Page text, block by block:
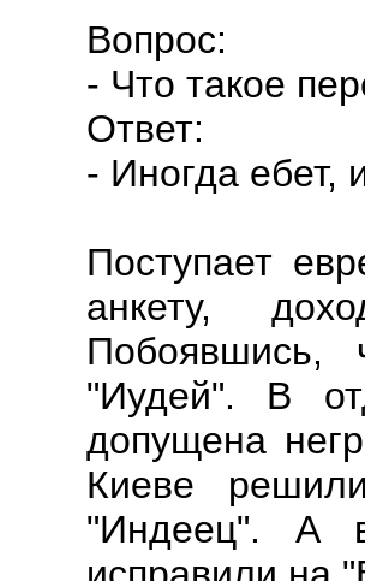
Вопрос:
- Что такое
Ответ:
- Иногда ебет,
Поступает
анкету,
Побоявшись,
"Иудей". В
допущена
Киеве
"Индеец". А